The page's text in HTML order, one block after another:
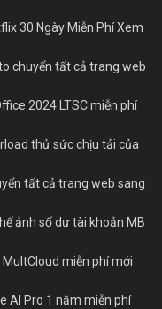
30 Ngày Miễn Phí Xem
chuyển tất cả trang web
2024 LTSC miễn phí
thử sức chịu tải của
tất cả trang web sang
ảnh số dư tài khoản MB
miễn phí mới
AI Pro 1 năm miễn phí